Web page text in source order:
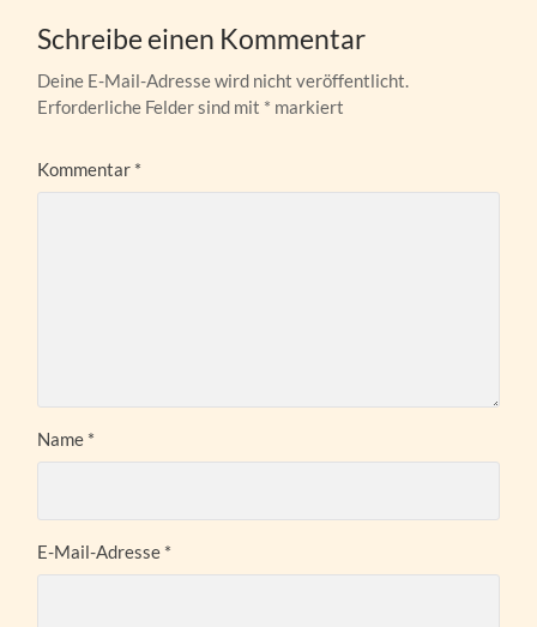
Schreibe einen Kommentar
Deine E-Mail-Adresse wird nicht veröffentlicht.
Erforderliche Felder sind mit * markiert
Kommentar *
Name *
E-Mail-Adresse *